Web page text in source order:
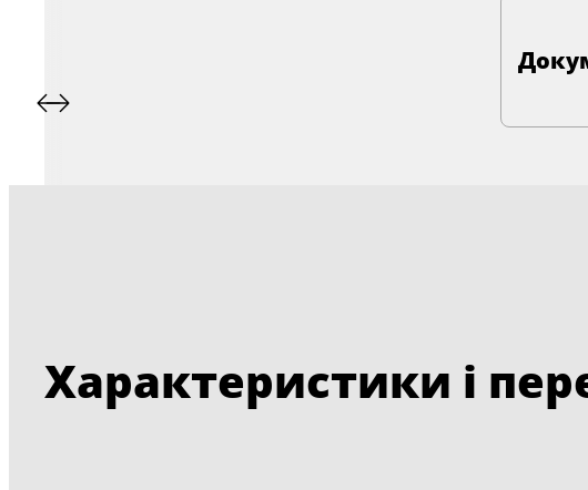
Характеристики і